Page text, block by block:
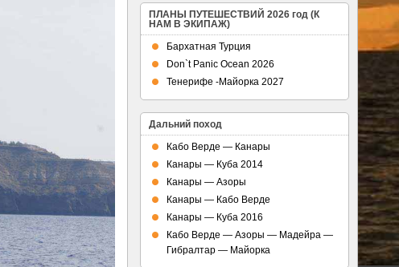
ПЛАНЫ ПУТЕШЕСТВИЙ 2026 год (К
НАМ В ЭКИПАЖ)
Бархатная Турция
Don`t Panic Ocean 2026
Тенерифе -Майорка 2027
Дальний поход
Кабо Верде — Канары
Канары — Куба 2014
Канары — Азоры
Канары — Кабо Верде
Канары — Куба 2016
Кабо Верде — Азоры — Мадейра —
Гибралтар — Майорка